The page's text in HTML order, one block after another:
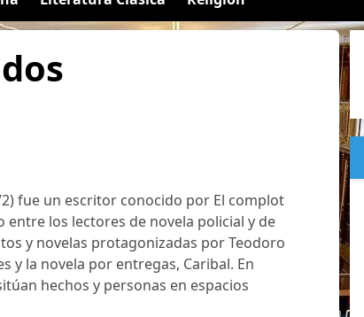
fue un escritor conocido por El complot
los lectores de novela policial y de
y novelas protagonizadas por Teodoro
y la novela por entregas, Caribal. En
hechos y personas en espacios